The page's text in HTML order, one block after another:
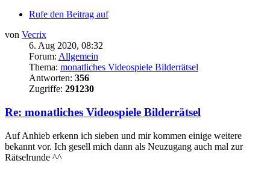
Rufe den Beitrag auf
von Vecrix
6. Aug 2020, 08:32
Forum: Allgemein
Thema: monatliches Videospiele Bilderrätsel
Antworten: 356
Zugriffe: 291230
Re: monatliches Videospiele Bilderrätsel
Auf Anhieb erkenn ich sieben und mir kommen einige weitere
bekannt vor. Ich gesell mich dann als Neuzugang auch mal zur
Rätselrunde ^^